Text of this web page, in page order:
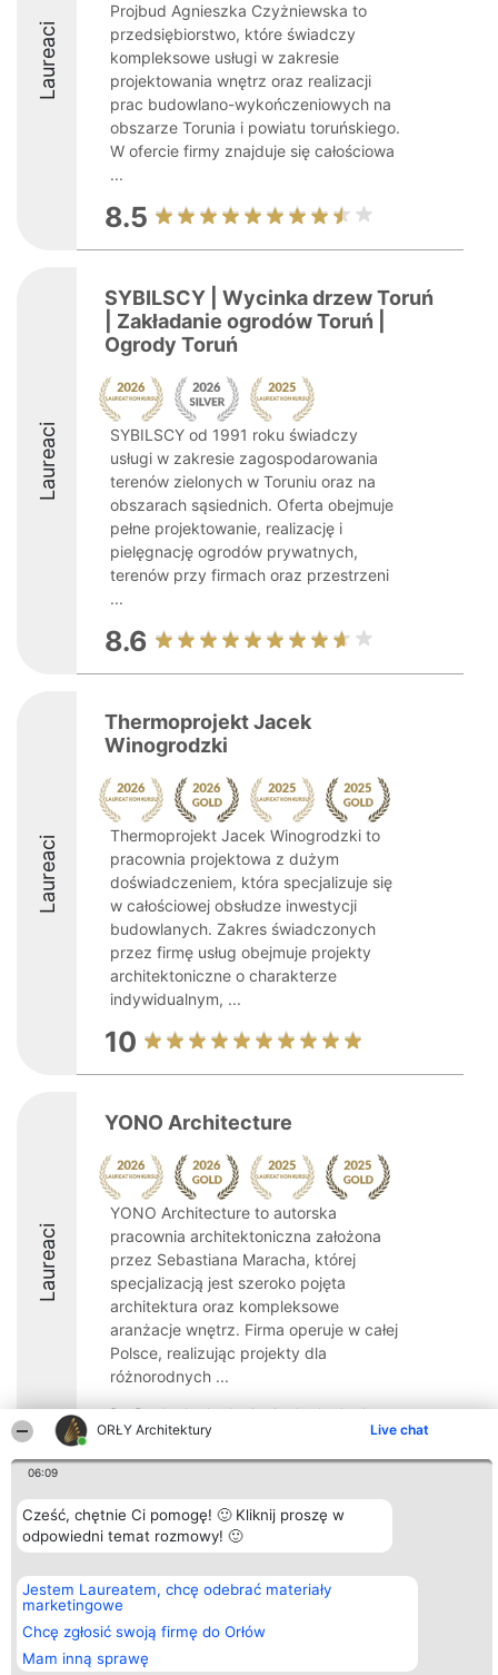
ORŁY Architektury Live chat
06:09
Cześć, chętnie Ci pomogę! 🙂 Kliknij proszę w
odpowiedni temat rozmowy! 🙂
Jestem Laureatem, chcę odebrać materiały
marketingowe
Chcę zgłosić swoją firmę do Orłów
Mam inną sprawę
Laureaci
Projbud Agnieszka Czyżniewska to
przedsiębiorstwo, które świadczy
kompleksowe usługi w zakresie
projektowania wnętrz oraz realizacji
prac budowlano-wykończeniowych na
obszarze Torunia i powiatu toruńskiego.
W ofercie firmy znajduje się całościowa
...
8.5
Laureaci
SYBILSCY | Wycinka drzew Toruń
| Zakładanie ogrodów Toruń |
Ogrody Toruń
SYBILSCY od 1991 roku świadczy
usługi w zakresie zagospodarowania
terenów zielonych w Toruniu oraz na
obszarach sąsiednich. Oferta obejmuje
pełne projektowanie, realizację i
pielęgnację ogrodów prywatnych,
terenów przy firmach oraz przestrzeni
...
8.6
Laureaci
Thermoprojekt Jacek
Winogrodzki
Thermoprojekt Jacek Winogrodzki to
pracownia projektowa z dużym
doświadczeniem, która specjalizuje się
w całościowej obsłudze inwestycji
budowlanych. Zakres świadczonych
przez firmę usług obejmuje projekty
architektoniczne o charakterze
indywidualnym, ...
10
Laureaci
YONO Architecture
YONO Architecture to autorska
pracownia architektoniczna założona
przez Sebastiana Maracha, której
specjalizacją jest szeroko pojęta
architektura oraz kompleksowe
aranżacje wnętrz. Firma operuje w całej
Polsce, realizując projekty dla
różnorodnych ...
9.8
Organizator plebiscytu
Bright Side Solutions sp. z o.
o. sp. k.
ul. Ruska 22
KRS 0000749100 | Regon
381313360 | NIP 8943132676
+48 508 492 400
Plebiscyt
Laureaci
Lista
wszystkich
Zasady
Regulamin
Prywatności
Kontakt
Kontakt